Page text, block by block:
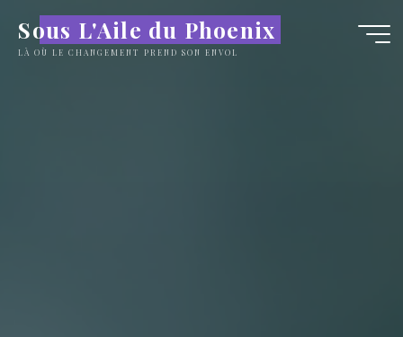
Sous L'Aile du Phoenix
LÀ OÙ LE CHANGEMENT PREND SON ENVOL